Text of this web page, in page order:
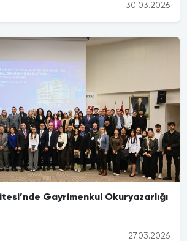
30.03.2026
Gayrimenkul Okuryazarlığı
27.03.2026